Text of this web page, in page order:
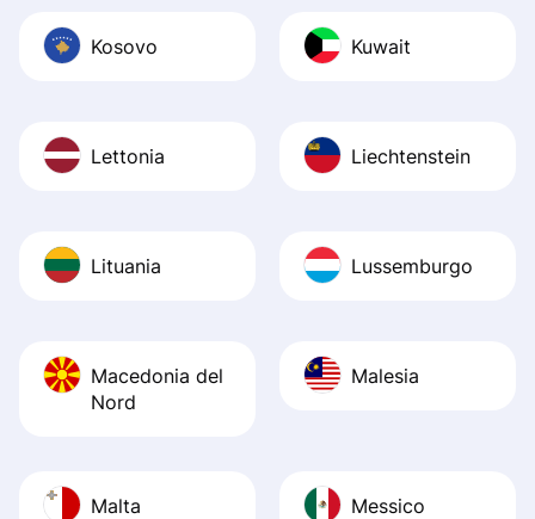
Kosovo Kuwait
Lettonia Liechtenstein
Lituania Lussemburgo
Macedonia del
Nord
Malesia
Malta Messico